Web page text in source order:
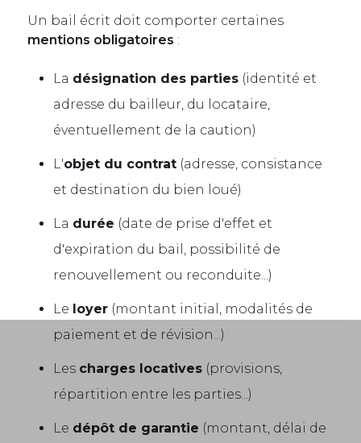
Un bail écrit doit comporter certaines
mentions obligatoires :
La désignation des parties (identité et
adresse du bailleur, du locataire,
éventuellement de la caution)
L'objet du contrat (adresse, consistance
et destination du bien loué)
La durée (date de prise d'effet et
d'expiration du bail, possibilité de
renouvellement ou reconduite...)
Le loyer (montant initial, modalités de
paiement et de révision...)
Les charges locatives (provisions,
répartition entre les parties...)
Le dépôt de garantie (montant, délai de